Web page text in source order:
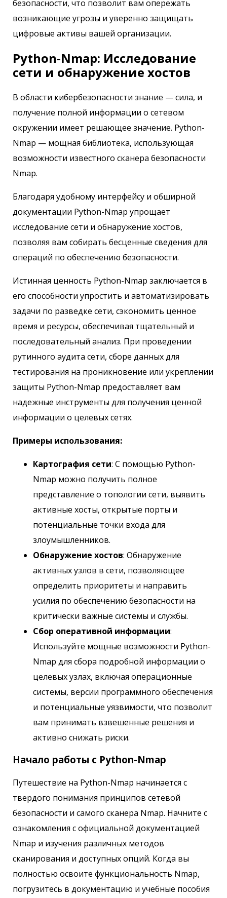
безопасности, что позволит вам опережать
возникающие угрозы и уверенно защищать
цифровые активы вашей организации.
Python-Nmap: Исследование
сети и обнаружение хостов
В области кибербезопасности знание — сила, и
получение полной информации о сетевом
окружении имеет решающее значение. Python-
Nmap — мощная библиотека, использующая
возможности известного сканера безопасности
Nmap.
Благодаря удобному интерфейсу и обширной
документации Python-Nmap упрощает
исследование сети и обнаружение хостов,
позволяя вам собирать бесценные сведения для
операций по обеспечению безопасности.
Истинная ценность Python-Nmap заключается в
его способности упростить и автоматизировать
задачи по разведке сети, сэкономить ценное
время и ресурсы, обеспечивая тщательный и
последовательный анализ. При проведении
рутинного аудита сети, сборе данных для
тестирования на проникновение или укреплении
защиты Python-Nmap предоставляет вам
надежные инструменты для получения ценной
информации о целевых сетях.
Примеры использования:
Картография сети: С помощью Python-
Nmap можно получить полное
представление о топологии сети, выявить
активные хосты, открытые порты и
потенциальные точки входа для
злоумышленников.
Обнаружение хостов: Обнаружение
активных узлов в сети, позволяющее
определить приоритеты и направить
усилия по обеспечению безопасности на
критически важные системы и службы.
Сбор оперативной информации:
Используйте мощные возможности Python-
Nmap для сбора подробной информации о
целевых узлах, включая операционные
системы, версии программного обеспечения
и потенциальные уязвимости, что позволит
вам принимать взвешенные решения и
активно снижать риски.
Начало работы с Python-Nmap
Путешествие на Python-Nmap начинается с
твердого понимания принципов сетевой
безопасности и самого сканера Nmap. Начните с
ознакомления с официальной документацией
Nmap и изучения различных методов
сканирования и доступных опций. Когда вы
полностью освоите функциональность Nmap,
погрузитесь в документацию и учебные пособия